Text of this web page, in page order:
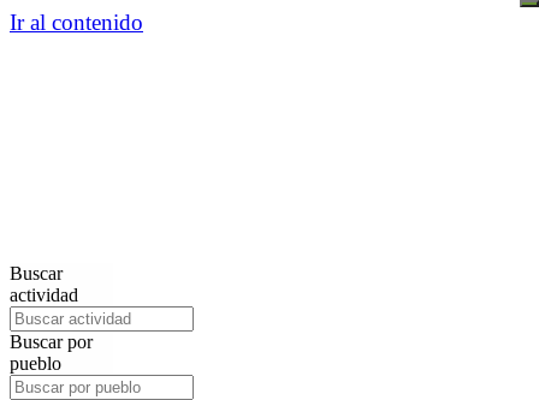
Ir al contenido
Buscar
actividad
Buscar por
pueblo